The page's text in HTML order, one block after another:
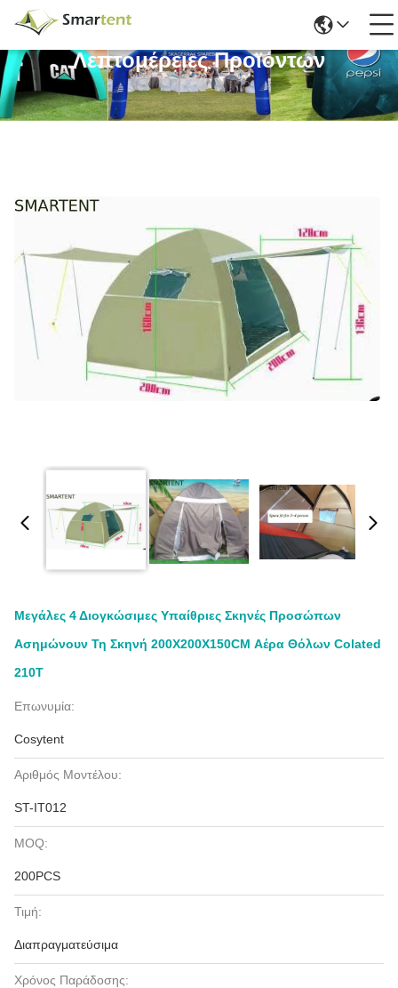
Λεπτομέρειες Προϊόντων
Μεγάλες 4 Διογκώσιμες Υπαίθριες Σκηνές Προσώπων
Ασημώνουν Τη Σκηνή 200X200X150CM Αέρα Θόλων Colated
210T
Επωνυμία:
Cosytent
Αριθμός Μοντέλου:
ST-IT012
MOQ:
200PCS
Τιμή:
Διαπραγματεύσιμα
Χρόνος Παράδοσης: